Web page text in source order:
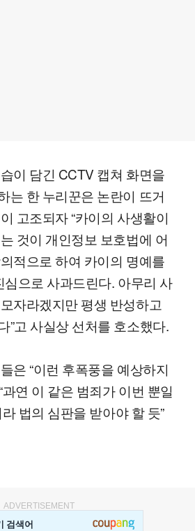
이 담긴 CCTV 캡쳐 화면을
는 한 누리꾼은 논란이 뜨거
고조되자 “카이의 사생활이
것이 개인정보 보호법에 어
적으로 하여 카이의 명예를
심으로 사과드린다. 아무리 사
자라겠지만 평생 반성하고
”고 사실상 선처를 호소했다.
은 “이런 후폭풍을 예상하지
과연 이 같은 범죄가 이번 뿐일
법의 심판을 받아야 할 듯”
ADVERTISEMENT